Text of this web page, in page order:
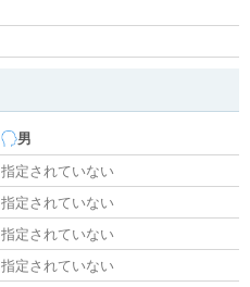
男
指定されていない
指定されていない
指定されていない
指定されていない